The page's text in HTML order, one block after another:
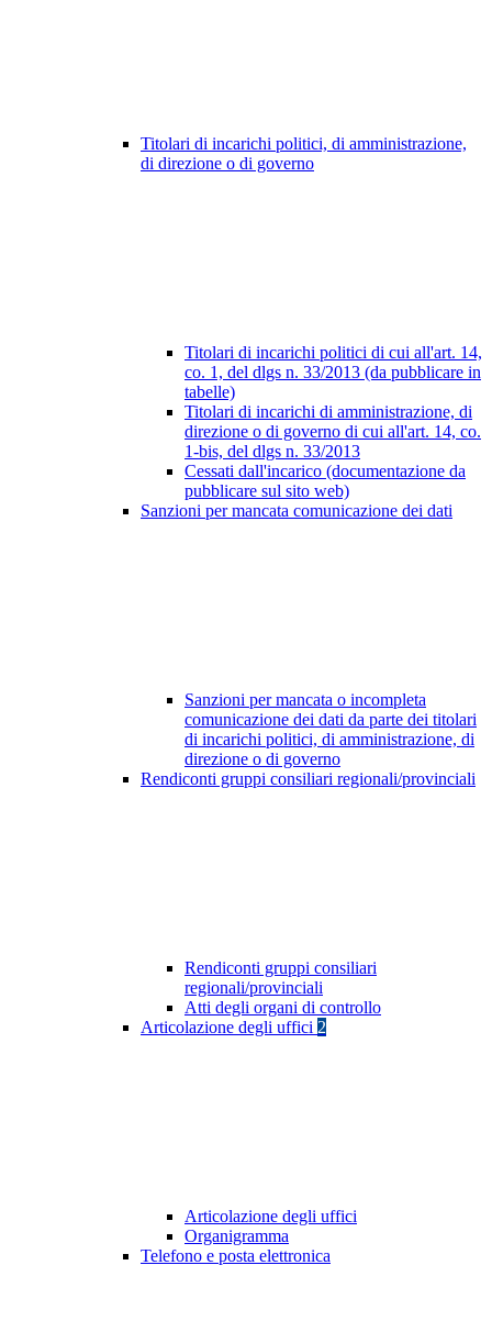
Titolari di incarichi politici, di amministrazione,
di direzione o di governo
Titolari di incarichi politici di cui all'art. 14,
co. 1, del dlgs n. 33/2013 (da pubblicare in
tabelle)
Titolari di incarichi di amministrazione, di
direzione o di governo di cui all'art. 14, co.
1-bis, del dlgs n. 33/2013
Cessati dall'incarico (documentazione da
pubblicare sul sito web)
Sanzioni per mancata comunicazione dei dati
Sanzioni per mancata o incompleta
comunicazione dei dati da parte dei titolari
di incarichi politici, di amministrazione, di
direzione o di governo
Rendiconti gruppi consiliari regionali/provinciali
Rendiconti gruppi consiliari
regionali/provinciali
Atti degli organi di controllo
Articolazione degli uffici 2
Articolazione degli uffici
Organigramma
Telefono e posta elettronica